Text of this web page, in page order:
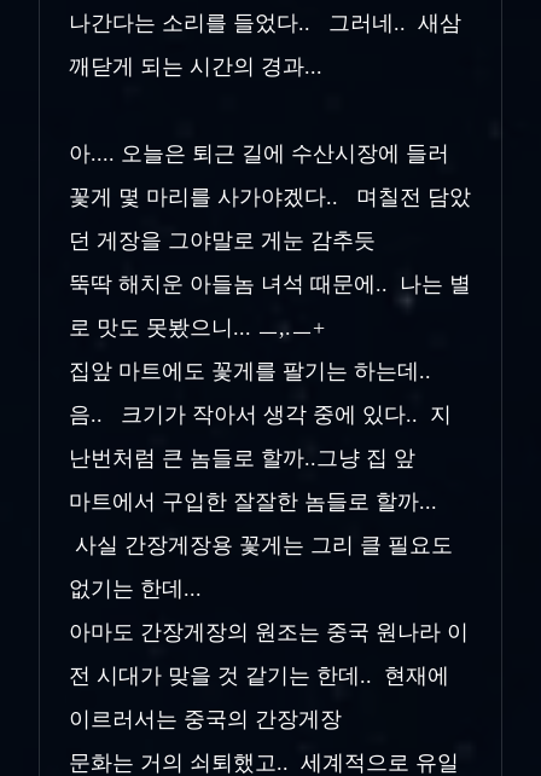
나간다는 소리를 들었다.. 그러네.. 새삼
깨닫게 되는 시간의 경과...
아.... 오늘은 퇴근 길에 수산시장에 들러
꽃게 몇 마리를 사가야겠다.. 며칠전 담았
던 게장을 그야말로 게눈 감추듯
뚝딱 해치운 아들놈 녀석 때문에.. 나는 별
로 맛도 못봤으니... ㅡ,.ㅡ+
집앞 마트에도 꽃게를 팔기는 하는데..
음.. 크기가 작아서 생각 중에 있다.. 지
난번처럼 큰 놈들로 할까..그냥 집 앞
마트에서 구입한 잘잘한 놈들로 할까...
사실 간장게장용 꽃게는 그리 클 필요도
없기는 한데...
아마도 간장게장의 원조는 중국 원나라 이
전 시대가 맞을 것 같기는 한데.. 현재에
이르러서는 중국의 간장게장
문화는 거의 쇠퇴했고.. 세계적으로 유일